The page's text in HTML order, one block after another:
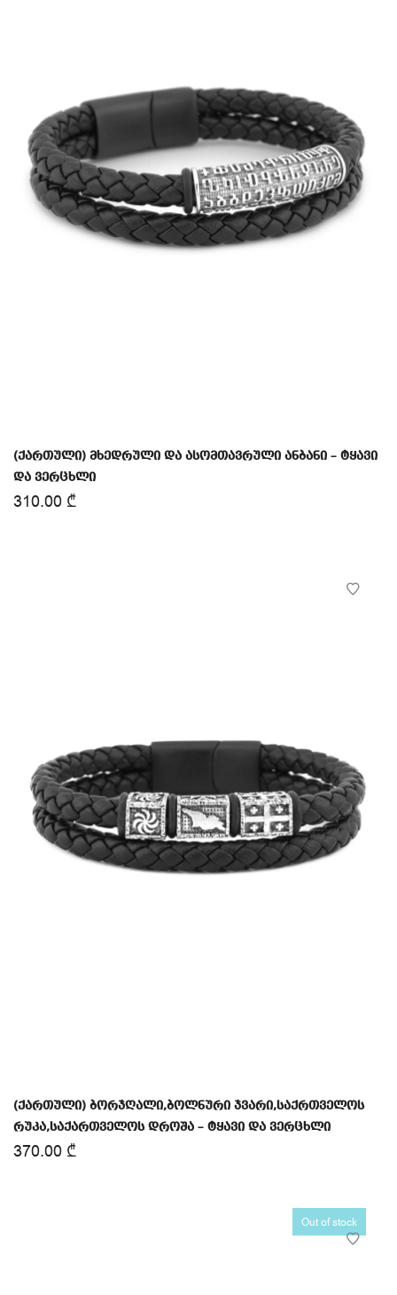
(ქართული) მხედრული და ასომთავრული ანბანი – ტყავი
და ვერცხლი
310.00 ₾
(ქართული) ბორჯღალი,ბოლნური ჯვარი,საქრთველოს
რუკა,საქართველოს დროშა – ტყავი და ვერცხლი
370.00 ₾
Out of stock